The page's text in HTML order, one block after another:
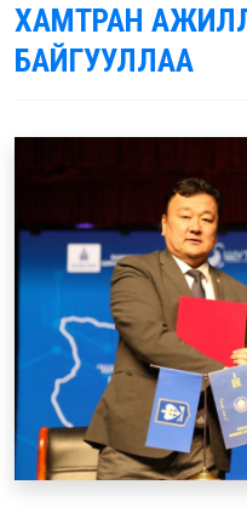
ХАМТРАН
БАЙГУУЛЛАА